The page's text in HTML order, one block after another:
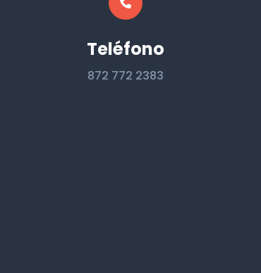
Teléfono
872 772 2383